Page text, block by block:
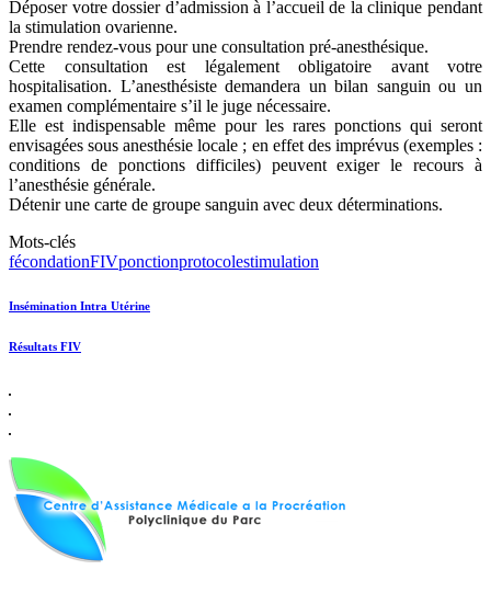
Déposer votre dossier d’admission à l’accueil de la clinique pendant
la stimulation ovarienne.
Prendre rendez-vous pour une consultation pré-anesthésique.
Cette consultation est légalement obligatoire avant votre
hospitalisation. L’anesthésiste demandera un bilan sanguin ou un
examen complémentaire s’il le juge nécessaire.
Elle est indispensable même pour les rares ponctions qui seront
envisagées sous anesthésie locale ; en effet des imprévus (exemples :
conditions de ponctions difficiles) peuvent exiger le recours à
l’anesthésie générale.
Détenir une carte de groupe sanguin avec deux déterminations.
Mots-clés
fécondationFIVponctionprotocolestimulation
Insémination Intra Utérine
Résultats FIV